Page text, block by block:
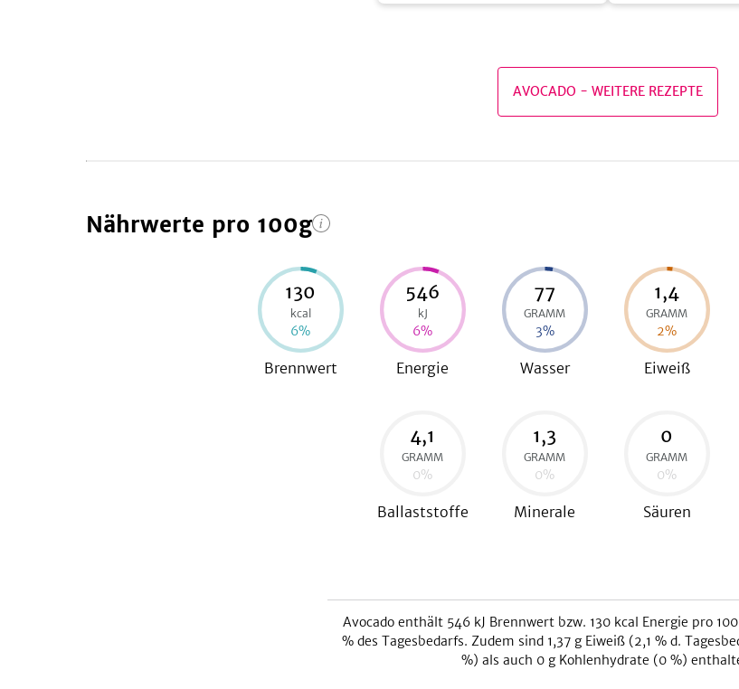
gebratenen
AVOCADO - WEITERE REZEPTE
Nährwerte pro 100g
130
kcal
6%
Brennwert
546
kJ
6%
Energie
77
GRAMM
3%
Wasser
1,4
GRAMM
2%
Eiweiß
4,1
GRAMM
0%
Ballaststoffe
1,3
GRAMM
0%
Minerale
0
GRAMM
0%
Säuren
Avocado enthält 546 kJ Brennwert bzw. 130 kcal Energie pro
% des Tagesbedarfs. Zudem sind 1,37 g Eiweiß (2,1 % d.
%) als auch 0g Kohlenhydrate (0%)